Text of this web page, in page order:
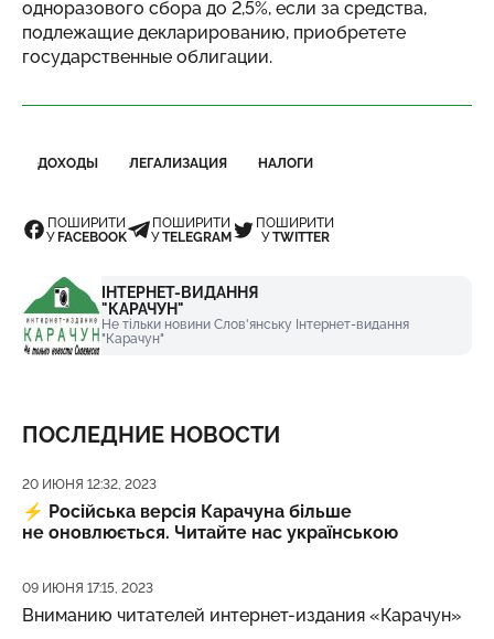
одноразового сбора до 2,5%, если за средства,
подлежащие декларированию, приобретете
государственные облигации.
ДОХОДЫ ЛЕГАЛИЗАЦИЯ НАЛОГИ
ПОШИРИТИ
У FACEBOOK
ПОШИРИТИ
УTELEGRAM
ПОШИРИТИ
УTWITTER
ІНТЕРНЕТ-ВИДАННЯ
"КАРАЧУН"
Не тільки новини Слов'янську Інтернет-видання
"Карачун"
ПОСЛЕДНИЕ НОВОСТИ
Дата публикации
20 ИЮНЯ 12:32, 2023
⚡️ Російська версія Карачуна більше
не оновлюється. Читайте нас українською
Дата публикации
09 ИЮНЯ 17:15, 2023
Вниманию читателей интернет-издания «Карачун»